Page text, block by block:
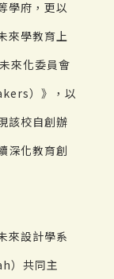
學府，更以
來學教育上
來化委員會
）》，以
該校自創辦
深化教育創
來設計學系
）共同主